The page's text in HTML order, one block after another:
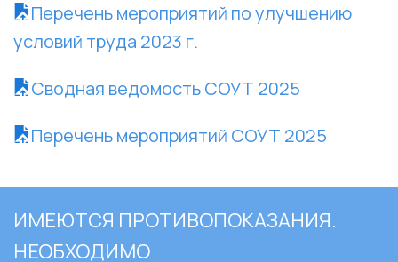
Перечень мероприятий по улучшению
условий труда 2023 г.
Сводная ведомость СОУТ 2025
Перечень мероприятий СОУТ 2025
ИМЕЮТСЯ ПРОТИВОПОКАЗАНИЯ.
НЕОБХОДИМО